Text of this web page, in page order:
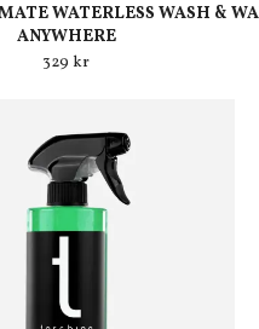
WATERLESS WASH &
ANYWHERE
329 kr